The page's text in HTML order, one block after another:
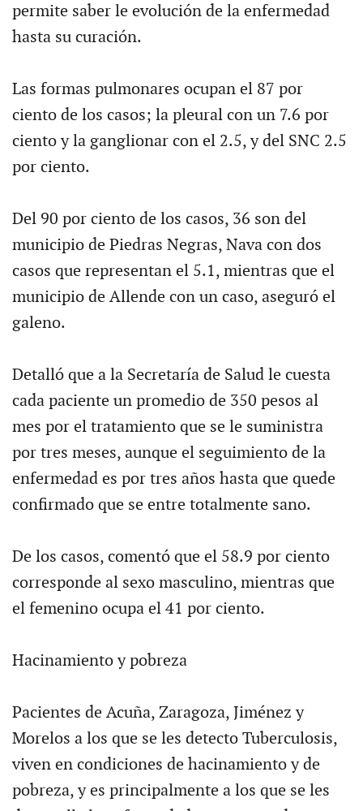
permite saber le evolución de la enfermedad
hasta su curación.
Las formas pulmonares ocupan el 87 por
ciento de los casos; la pleural con un 7.6 por
ciento y la ganglionar con el 2.5, y del SNC 2.5
por ciento.
Del 90 por ciento de los casos, 36 son del
municipio de Piedras Negras, Nava con dos
casos que representan el 5.1, mientras que el
municipio de Allende con un caso, aseguró el
galeno.
Detalló que a la Secretaría de Salud le cuesta
cada paciente un promedio de 350 pesos al
mes por el tratamiento que se le suministra
por tres meses, aunque el seguimiento de la
enfermedad es por tres años hasta que quede
confirmado que se entre totalmente sano.
De los casos, comentó que el 58.9 por ciento
corresponde al sexo masculino, mientras que
el femenino ocupa el 41 por ciento.
Hacinamiento y pobreza
Pacientes de Acuña, Zaragoza, Jiménez y
Morelos a los que se les detecto Tuberculosis,
viven en condiciones de hacinamiento y de
pobreza, y es principalmente a los que se les